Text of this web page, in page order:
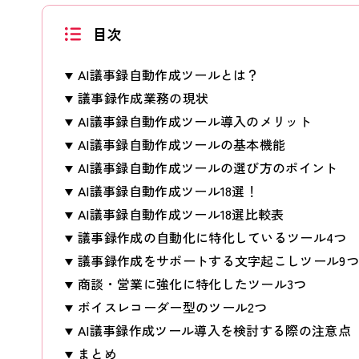
目次
AI議事録自動作成ツールとは？
議事録作成業務の現状
AI議事録自動作成ツール導入のメリット
AI議事録自動作成ツールの基本機能
AI議事録自動作成ツールの選び方のポイント
AI議事録自動作成ツール18選！
AI議事録自動作成ツール18選比較表
議事録作成の自動化に特化しているツール4つ
議事録作成をサポートする文字起こしツール9つ
商談・営業に強化に特化したツール3つ
ボイスレコーダー型のツール2つ
AI議事録作成ツール導入を検討する際の注意点
まとめ